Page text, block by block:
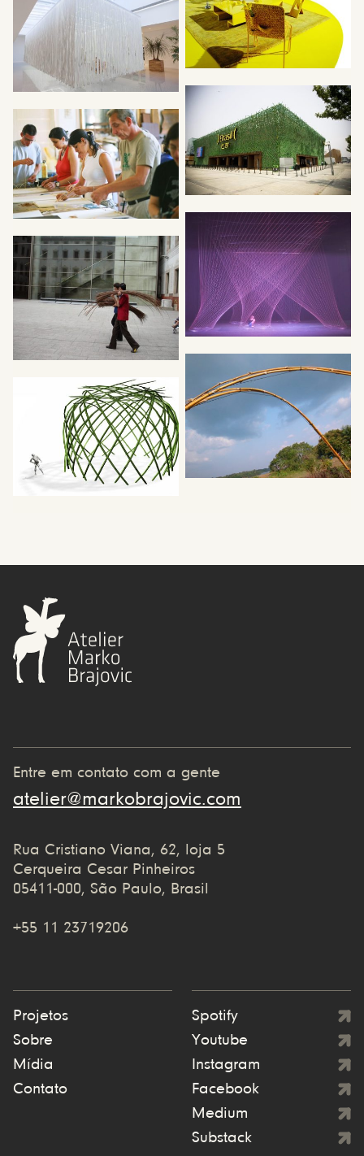
Entre em contato com a gente
atelier@markobrajovic.com
Rua Cristiano Viana, 62, loja 5
Cerqueira Cesar Pinheiros
05411-000, São Paulo, Brasil
+55 11 23719206
Projetos
Sobre
Mídia
Contato
Spotify
Youtube
Instagram
Facebook
Medium
Substack